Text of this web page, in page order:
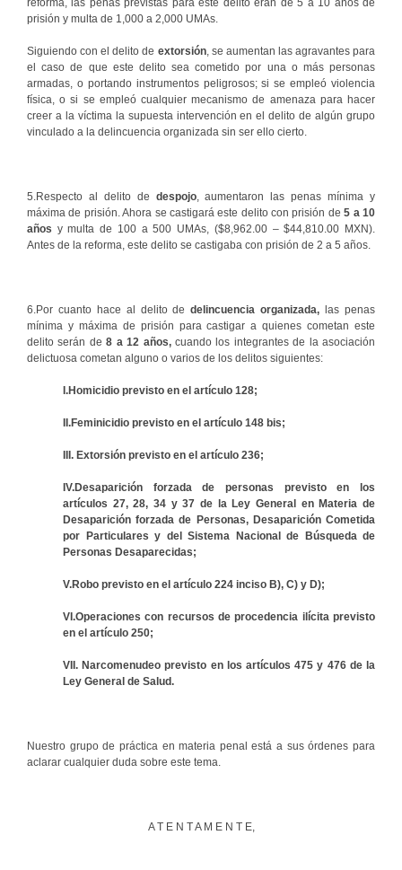
prisión y multa de 1,000 a 2,000 UMAs.
Siguiendo con el delito de extorsión, se aumentan las agravantes para
el caso de que este delito sea cometido por una o más personas
armadas, o portando instrumentos peligrosos; si se empleó violencia
física, o si se empleó cualquier mecanismo de amenaza para hacer
creer a la víctima la supuesta intervención en el delito de algún grupo
vinculado a la delincuencia organizada sin ser ello cierto.
5.Respecto al delito de despojo, aumentaron las penas mínima y
máxima de prisión. Ahora se castigará este delito con prisión de5 a 10
años y multa de 100 a 500 UMAs, ($8,962.00 – $44,810.00 MXN).
Antes de la reforma, este delito se castigaba con prisión de 2 a 5 años.
6.Por cuanto hace al delito dedelincuencia organizada,las penas
mínima y máxima de prisión para castigar a quienes cometan este
delito serán de8 a 12 años, cuando los integrantes de la asociación
delictuosa cometan alguno o varios de los delitos siguientes:
I.Homicidio previsto en el artículo 128;
II.Feminicidio previsto en el artículo 148 bis;
III. Extorsión previsto en el artículo 236;
IV.Desaparición forzada de personas previsto en los
artículos 27, 28, 34 y 37 de la Ley General en Materia de
Desaparición forzada de Personas, Desaparición Cometida
por Particulares y del Sistema Nacional de Búsqueda de
Personas Desaparecidas;
V.Robo previsto en el artículo 224 inciso B), C) y D);
VI.Operaciones con recursos de procedencia ilícita previsto
en el artículo 250;
VII. Narcomenudeo previsto en los artículos 475 y 476 de la
Ley General de Salud.
Nuestro grupo de práctica en materia penal está a sus órdenes para
aclarar cualquier duda sobre este tema.
A T E N T A M E N T E,